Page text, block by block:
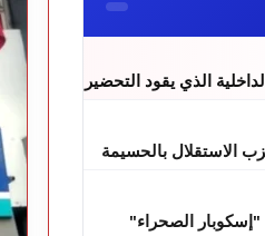
الذي يقود التحضير
الاستقلال بالحسيمة
الصحراء"